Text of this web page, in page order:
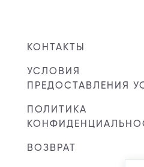
КОНТАКТЫ
УСЛОВИЯ
ПРЕДОСТАВЛЕНИЯ
ПОЛИТИКА
ВОЗВРАТ